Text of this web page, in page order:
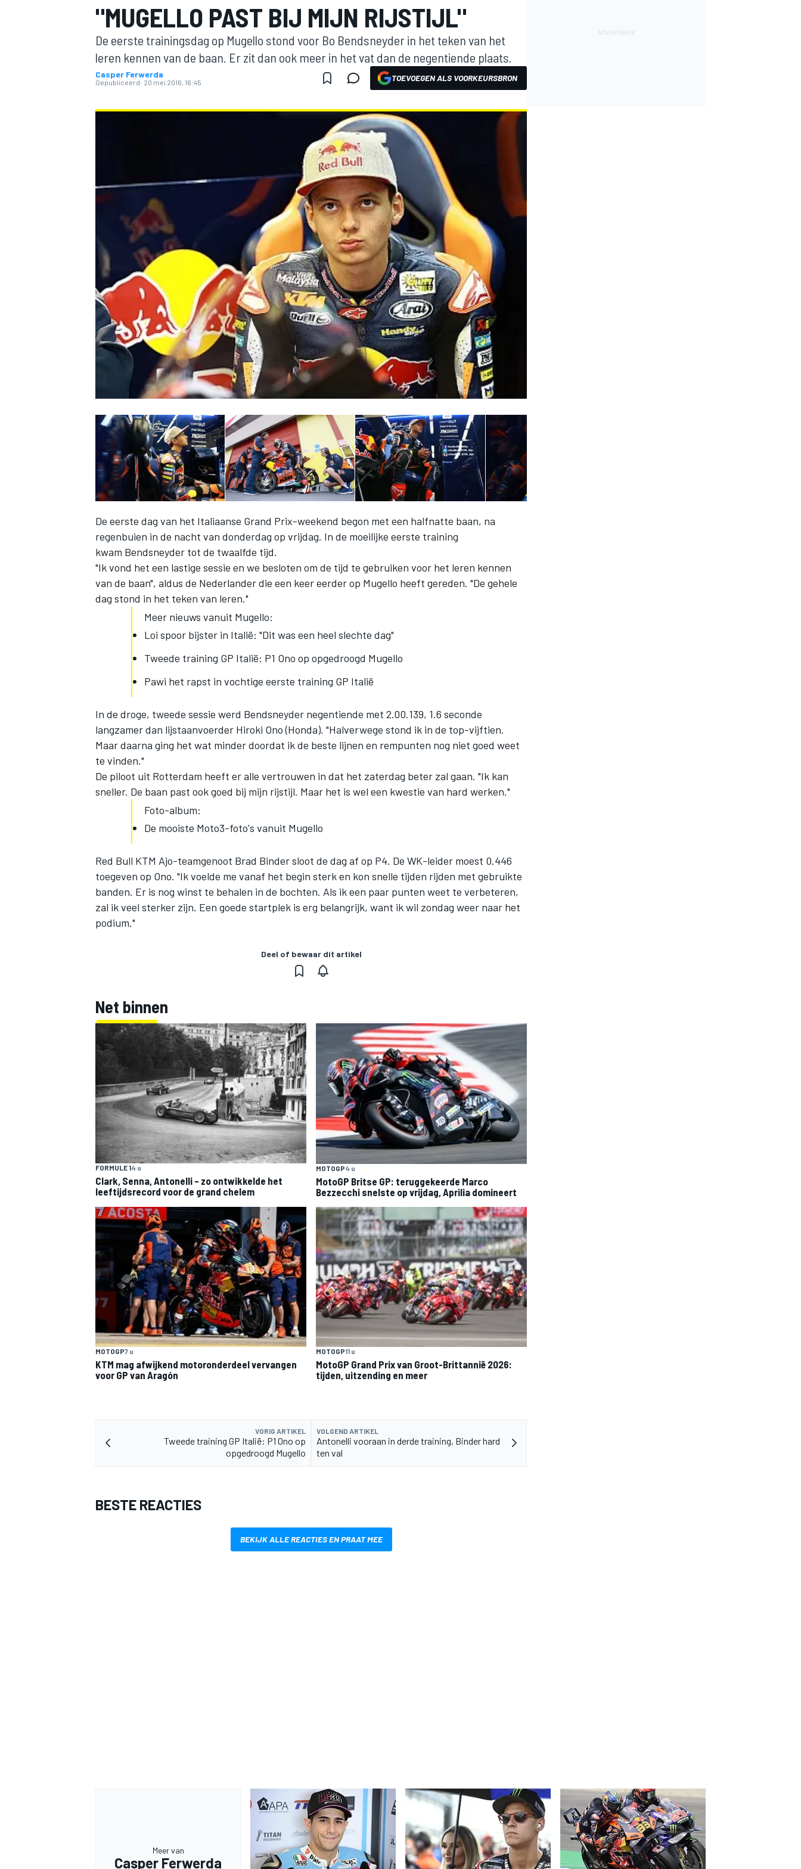
INDYCAR
WEC DTM
MEER RACEKLASSEN
"MUGELLO PAST BIJ MIJN RIJSTIJL"
De eerste trainingsdag op Mugello stond voor Bo Bendsneyder in het teken van het
leren kennen van de baan. Er zit dan ook meer in het vat dan de negentiende plaats.
Casper Ferwerda
Gepubliceerd: 20 mei 2016, 16:45 TOEVOEGEN ALS VOORKEURSBRON
De eerste dag van het Italiaanse Grand Prix-weekend begon met een halfnatte baan, na
regenbuien in de nacht van donderdag op vrijdag. In de moeilijke eerste training
kwam Bendsneyder tot de twaalfde tijd.
"Ik vond het een lastige sessie en we besloten om de tijd te gebruiken voor het leren kennen
van de baan", aldus de Nederlander die een keer eerder op Mugello heeft gereden. "De gehele
dag stond in het teken van leren."
Meer nieuws vanuit Mugello:
Loi spoor bijster in Italië: "Dit was een heel slechte dag"
Tweede training GP Italië: P1 Ono op opgedroogd Mugello
Pawi het rapst in vochtige eerste training GP Italië
In de droge, tweede sessie werd Bendsneyder negentiende met 2.00.139, 1.6 seconde
langzamer dan lijstaanvoerder Hiroki Ono (Honda). "Halverwege stond ik in de top-vijftien.
Maar daarna ging het wat minder doordat ik de beste lijnen en rempunten nog niet goed weet
te vinden."
De piloot uit Rotterdam heeft er alle vertrouwen in dat het zaterdag beter zal gaan. "Ik kan
sneller. De baan past ook goed bij mijn rijstijl. Maar het is wel een kwestie van hard werken."
Foto-album:
De mooiste Moto3-foto's vanuit Mugello
Red Bull KTM Ajo-teamgenoot Brad Binder sloot de dag af op P4. De WK-leider moest 0.446
toegeven op Ono. "Ik voelde me vanaf het begin sterk en kon snelle tijden rijden met gebruikte
banden. Er is nog winst te behalen in de bochten. Als ik een paar punten weet te verbeteren,
zal ik veel sterker zijn. Een goede startplek is erg belangrijk, want ik wil zondag weer naar het
podium."
Deel of bewaar dit artikel
Net binnen
FORMULE 14 u
Clark, Senna, Antonelli – zo ontwikkelde het
leeftijdsrecord voor de grand chelem
MOTOGP4 u
MotoGP Britse GP: teruggekeerde Marco
Bezzecchi snelste op vrijdag, Aprilia domineert
MOTOGP7 u
KTM mag afwijkend motoronderdeel vervangen
voor GP van Aragón
MOTOGP11 u
MotoGP Grand Prix van Groot-Brittannië 2026:
tijden, uitzending en meer
VORIG ARTIKEL
Tweede training GP Italië: P1 Ono op
opgedroogd Mugello
VOLGEND ARTIKEL
Antonelli vooraan in derde training, Binder hard
ten val
BESTE REACTIES
BEKIJK ALLE REACTIES EN PRAAT MEE
Meer van
Casper Ferwerda